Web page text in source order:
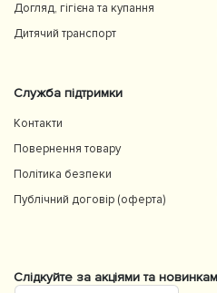
Догляд, гігієна та купання
Дитячий транспорт
Служба підтримки
Контакти
Повернення товару
Політика безпеки
Публічний договір (оферта)
Слідкуйте за акціями та